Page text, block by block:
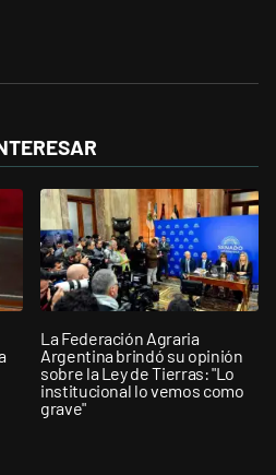
La Federación Agraria
Argentina brindó su opinión
sobre la Ley de Tierras: "Lo
institucional lo vemos como
grave"